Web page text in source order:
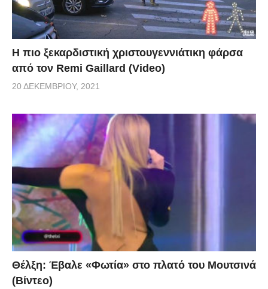
Η πιο ξεκαρδιστική χριστουγεννιάτικη φάρσα
από τον Remi Gaillard (Video)
20 ΔΕΚΕΜΒΡΊΟΥ, 2021
Θέλξη: Έβαλε «Φωτία» στο πλατό του Μουτσινά
(Βίντεο)